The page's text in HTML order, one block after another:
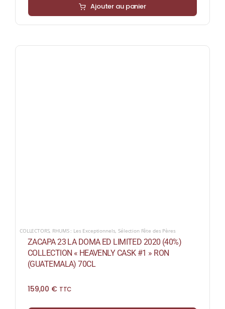
Ajouter au panier
COLLECTORS, RHUMS : Les Exceptionnels,Sélection Fête des Pères
ZACAPA 23 LA DOMA ED LIMITED 2020 (40%)
COLLECTION « HEAVENLY CASK #1 » RON
(GUATEMALA) 70CL
159,00 € TTC